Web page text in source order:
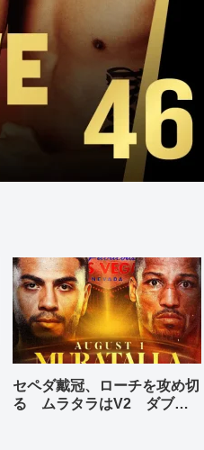
セペダ戴冠、ローチを攻め切
る ムラタラはV2 ダブル